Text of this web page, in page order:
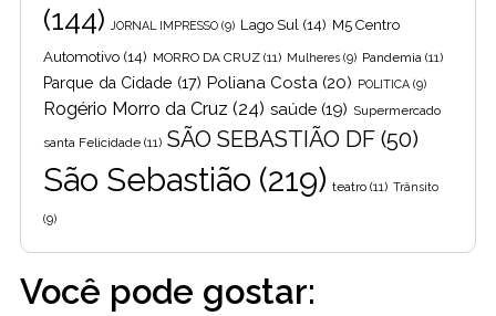
(144) JORNAL IMPRESSO (9) Lago Sul (14) M5 Centro
Automotivo (14) MORRO DA CRUZ (11) Mulheres (9) Pandemia (11)
Parque da Cidade (17) Poliana Costa (20) POLITICA (9)
Rogério Morro da Cruz (24) saúde (19) Supermercado
santa Felicidade (11) SÃO SEBASTIÃO DF (50)
São Sebastião (219) teatro (11) Trânsito
(9)
Você pode gostar: